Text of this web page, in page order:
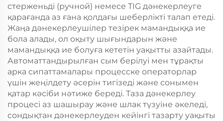
стерженьді (ручной) немесе TIG дәнекерлеуге
қарағанда аз ғана қолдағы шеберлікті талап етеді.
Жаңа дәнекерлеушілер тезірек мамандыққа ие
бола алады, ол оқыту шығындарын және
мамандыққа ие болуға кететін уақытты азайтады.
Автоматтандырылған сым берілуі мен тұрақты
арка сипаттамалары процесске операторлар
үшін жеңілдету әсерін тигізеді және сонымен
қатар кәсіби нәтиже береді. Таза дәнекерлеу
процесі аз шашырау және шлак түзуіне әкеледі,
сондықтан дәнекерлеуден кейінгі тазарту уақыты